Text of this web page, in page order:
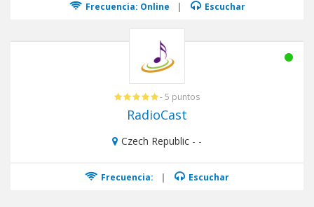
Frecuencia: Online | Escuchar
- 5 puntos
RadioCast
Czech Republic - -
Frecuencia: | Escuchar